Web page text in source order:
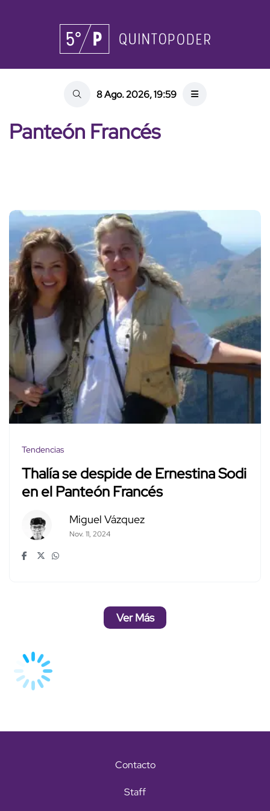
8 Ago. 2026, 19:59
Panteón Francés
Tendencias
Thalía se despide de Ernestina Sodi
en el Panteón Francés
Miguel Vázquez
Nov. 11, 2024
Ver Más
Contacto
Staff